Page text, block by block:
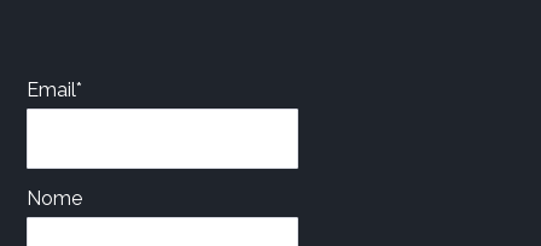
Email*
Nome